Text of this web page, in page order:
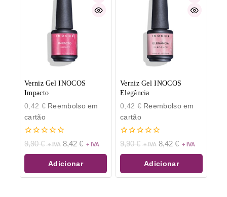
Verniz Gel INOCOS
Impacto
0,42 €Reembolso em
cartão
0
de
5
9,90€ 8,42 €
Adicionar
Verniz Gel INOCOS
Elegância
0,42 €Reembolso em
cartão
0
de
5
9,90€ 8,42 €
Adicionar